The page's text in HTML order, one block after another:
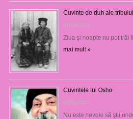
Cuvinte de duh ale
07/09/2023
Ziua şi noapte nu pot trăi
mai mult »
Cuvintele lui Osho
06/09/2023
Nu este nevoie să ştii